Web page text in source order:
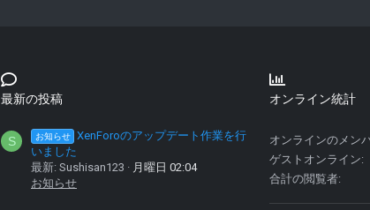
最新の投稿
S お知らせ XenForoのアップデート作業を行
いました
最新: Sushisan123
月曜日 02:04
お知らせ
オンライン統計
オンラインのメン
ゲストオンライン
合計の閲覧者